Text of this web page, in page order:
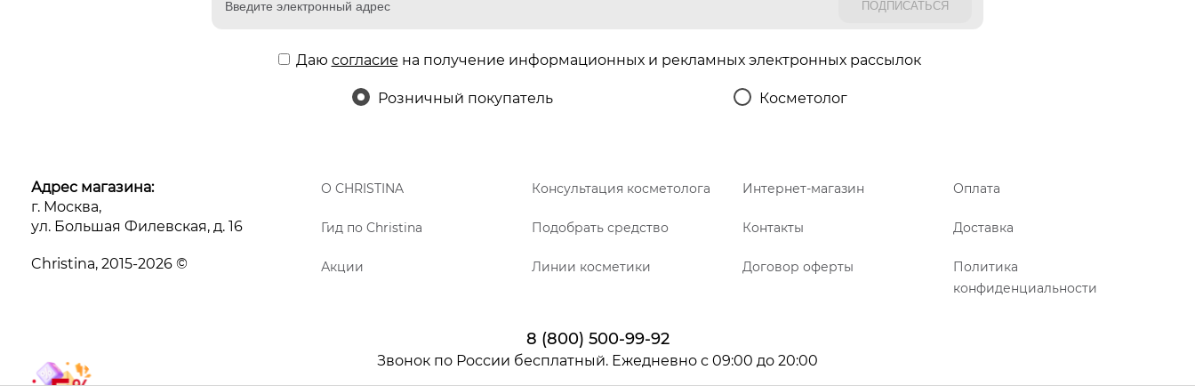
Даю согласие на получение информационных и рекламных электронных рассылок
Розничный покупатель Косметолог
Адрес магазина:
г. Москва,
ул. Большая Филевская, д. 16
Christina, 2015-2026 ©
О CHRISTINA Консультация косметолога Интернет-магазин Оплата
Гид по Christina Подобрать средство Контакты Доставка
Акции Линии косметики Договор оферты
Политика
конфиденциальности
8 (800) 500-99-92
Звонок по России бесплатный. Ежедневно с 09:00 до 20:00